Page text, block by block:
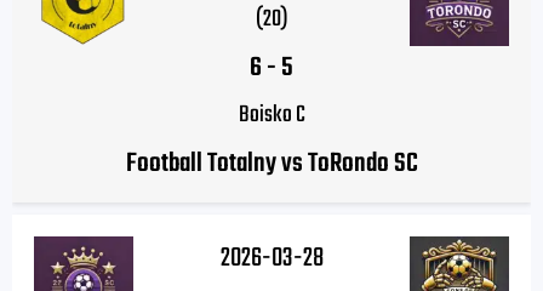
(20)
6-5
Boisko C
Football Totalny vs ToRondo SC
2026-03-28